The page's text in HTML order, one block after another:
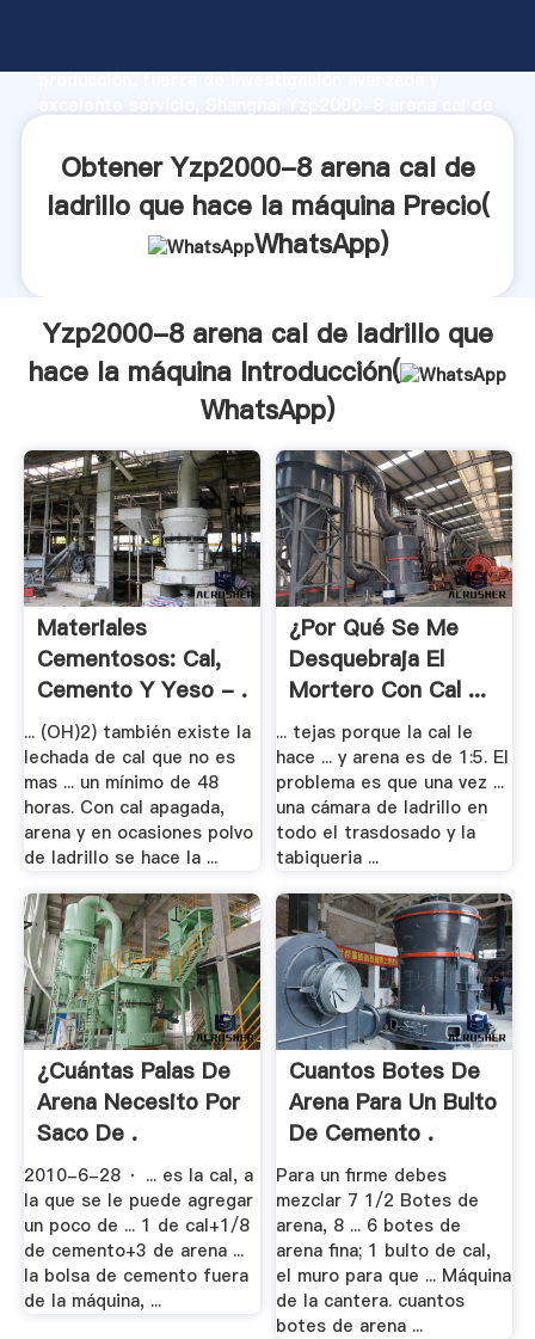
producción, fuerza de investigación avanzada y
aporta valores a todos los clientes.
Obtener Yzp2000-8 arena cal de
ladrillo que hace la máquina Precio(
WhatsApp)
Yzp2000-8 arena cal de ladrillo que
hace la máquina Introducción(
WhatsApp)
Materiales
Cementosos: Cal,
Cemento Y Yeso - .
... (OH)2) también existe la
lechada de cal que no es
mas ... un mínimo de 48
horas. Con cal apagada,
arena y en ocasiones polvo
de ladrillo se hace la ...
¿Por Qué Se Me
Desquebraja El
Mortero Con Cal ...
... tejas porque la cal le
hace ... y arena es de 1:5. El
problema es que una vez ...
una cámara de ladrillo en
todo el trasdosado y la
tabiqueria ...
¿cuántas Palas De
Arena Necesito Por
Saco De .
2010-6-28 · ... es la cal, a
la que se le puede agregar
un poco de ... 1 de cal+1/8
de cemento+3 de arena ...
la bolsa de cemento fuera
de la máquina, ...
Cuantos Botes De
Arena Para Un Bulto
De Cemento .
Para un firme debes
mezclar 7 1/2 Botes de
arena, 8 ... 6 botes de
arena fina; 1 bulto de cal,
el muro para que ... Máquina
de la cantera. cuantos
botes de arena ...